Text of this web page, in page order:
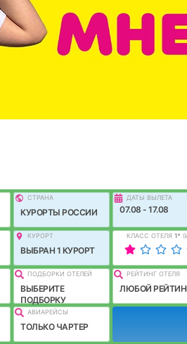
СТРАНА
КУРОРТЫ РОССИИ
ДАТЫ ВЫЛЕТА
07.08 - 17.08
КУРОРТ
ВЫБРАН 1 КУРОРТ
КЛАСС ОТЕЛЯ 1*
ЛУЧШЕ)
ПОДБОРКИ ОТЕЛЕЙ
ВЫБЕРИТЕ
ПОДБОРКУ
РЕЙТИНГ ОТЕЛЯ
ЛЮБОЙ
АВИАРЕЙСЫ
ТОЛЬКО ЧАРТЕР